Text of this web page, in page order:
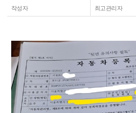
이용후기
작성자 최고관리자